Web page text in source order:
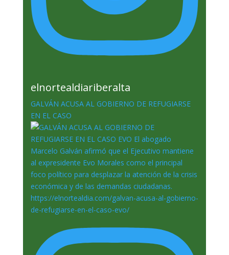
elnortealdiariberalta
GALVÁN ACUSA AL GOBIERNO DE REFUGIARSE
EN EL CASO